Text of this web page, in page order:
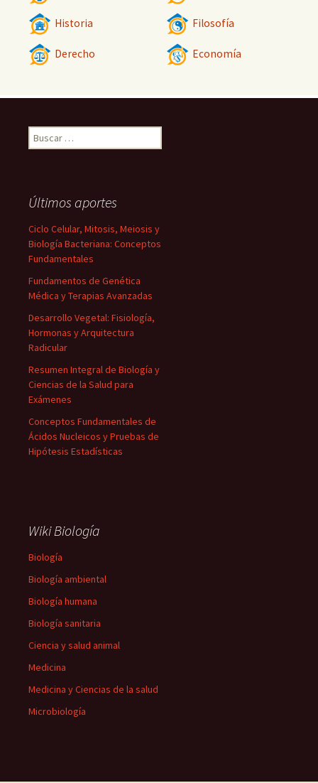
Historia Filosofía
Derecho Economía
Buscar:
Últimos aportes
Ciclo Celular, Mitosis, Meiosis y
Biología Bacteriana: Conceptos
Fundamentales
Fundamentos de Genética
Médica y Terapias Avanzadas
Desarrollo Vegetal: Fisiología,
Hormonas y Arquitectura
Radicular
Resumen Integral de Biología y
Ciencias de la Salud para
Exámenes
Conceptos Fundamentales de
Ácidos Nucleicos y Pruebas de
Hipótesis Estadísticas
Wiki Biología
Biología
Biología ambiental
Biología humana
Biología sanitaria
Ciencia y salud animal
Medicina
Medicina y Ciencias de la salud
Microbiología